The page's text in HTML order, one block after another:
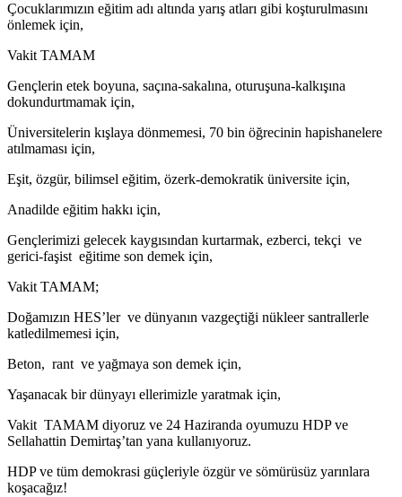
Çocuklarımızın eğitim adı altında yarış atları gibi koşturulmasını
önlemek için,
Vakit TAMAM
Gençlerin etek boyuna, saçına-sakalına, oturuşuna-kalkışına
dokundurtmamak için,
Üniversitelerin kışlaya dönmemesi, 70 bin öğrecinin hapishanelere
atılmaması için,
Eşit, özgür, bilimsel eğitim, özerk-demokratik üniversite için,
Anadilde eğitim hakkı için,
Gençlerimizi gelecek kaygısından kurtarmak, ezberci, tekçi ve
gerici-faşist eğitime son demek için,
Vakit TAMAM;
Doğamızın HES’ler ve dünyanın vazgeçtiği nükleer santrallerle
katledilmemesi için,
Beton, rant ve yağmaya son demek için,
Yaşanacak bir dünyayı ellerimizle yaratmak için,
Vakit TAMAM diyoruz ve 24 Haziranda oyumuzu HDP ve
Sellahattin Demirtaş’tan yana kullanıyoruz.
HDP ve tüm demokrasi güçleriyle özgür ve sömürüsüz yarınlara
koşacağız!